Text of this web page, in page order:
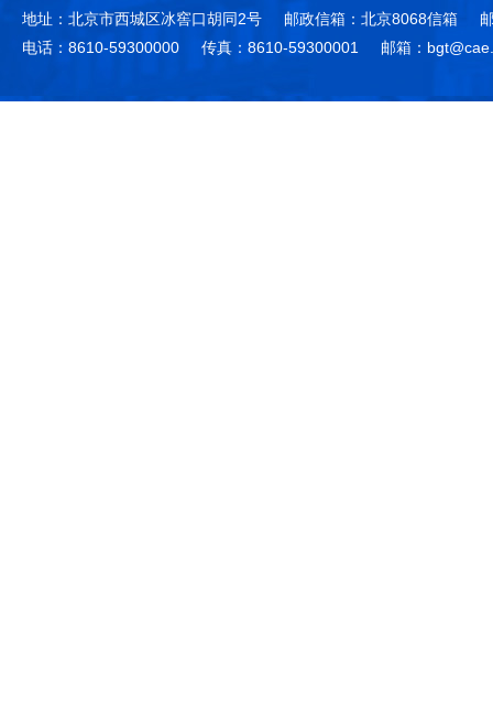
地址：北京市西城区冰窖口胡同2号
邮政信箱：北京8068信箱
电话：8610-59300000
传真：8610-59300001 邮箱：